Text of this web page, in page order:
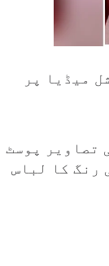
میڈیا پر
تصاویر پوسٹ
رنگ کا لباس